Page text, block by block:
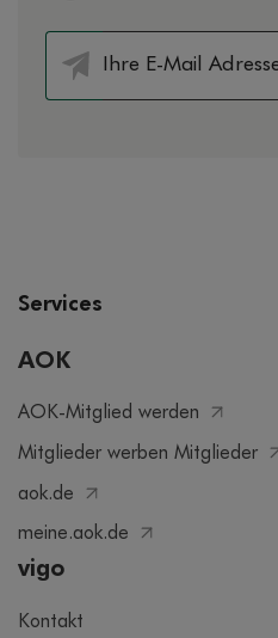
Services
AOK
AOK-Mitglied werden
Mitglieder werben Mitglieder
aok.de
meine.aok.de
vigo
Kontakt